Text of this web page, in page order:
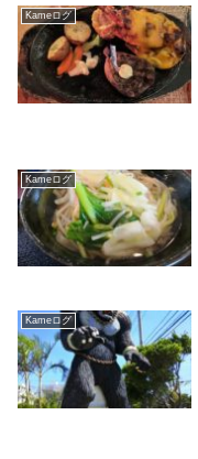
Kameログ
Kameログ
Kameログ